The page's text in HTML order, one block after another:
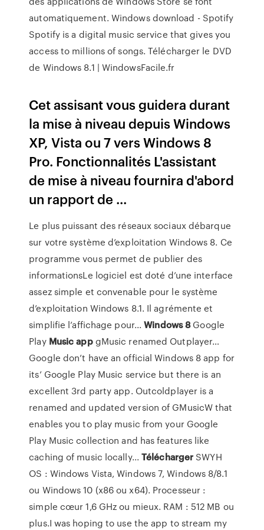
automatiquement. Windows download - Spotify
Spotify is a digital music service that gives you
access to millions of songs. Télécharger le DVD
de Windows 8.1 | WindowsFacile.fr
Cet assisant vous guidera durant
la mise à niveau depuis Windows
XP, Vista ou 7 vers Windows 8
Pro. Fonctionnalités L'assistant
de mise à niveau fournira d'abord
un rapport de ...
Le plus puissant des réseaux sociaux débarque
sur votre système d’exploitation Windows 8. Ce
programme vous permet de publier des
informationsLe logiciel est doté d’une interface
assez simple et convenable pour le système
d’exploitation Windows 8.1. Il agrémente et
simplifie l’affichage pour...Windows8Google
Play Music appgMusic renamed Outplayer…
Google don’t have an official Windows 8 app for
its’ Google Play Music service but there is an
excellent 3rd party app. Outcoldplayer is a
renamed and updated version of GMusicW that
enables you to play music from your Google
Play Music collection and has features like
caching of music locally...Télécharger SWYH
OS : Windows Vista, Windows 7, Windows 8/8.1
ou Windows 10 (x86 ou x64). Processeur :
simple cœur 1,6 GHz ou mieux. RAM : 512 MB ou
plus.I was hoping to use the app to stream my